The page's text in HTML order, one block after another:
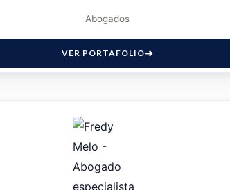
Abogados
VER PORTAFOLIO